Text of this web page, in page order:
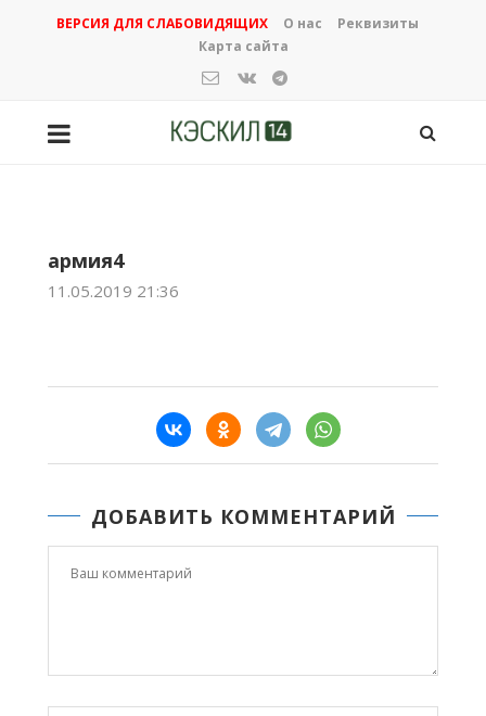
ВЕРСИЯ ДЛЯ СЛАБОВИДЯЩИХ О нас
Реквизиты
Карта сайта
армия4
11.05.2019 21:36
ДОБАВИТЬ КОММЕНТАРИЙ